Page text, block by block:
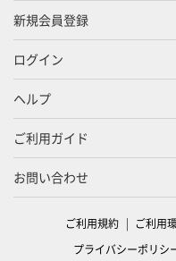
新規会員登録
ログイン
ヘルプ
ご利用ガイド
お問い合わせ
ご利用規約 ご利用
プライバシーポリシ